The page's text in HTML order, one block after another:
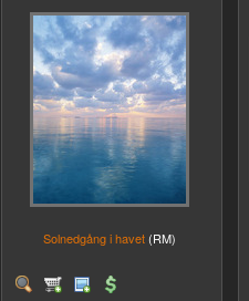
Solnedgång i havet (RM)